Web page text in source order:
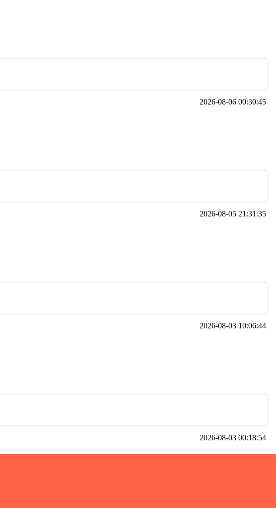
2026-08-06 00:30:45
2026-08-05 21:31:35
2026-08-03 10:06:44
2026-08-03 00:18:54